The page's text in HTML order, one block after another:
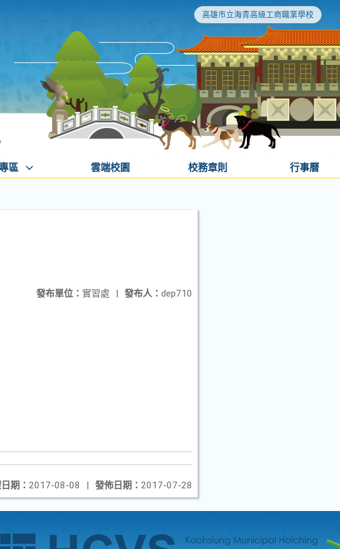
高雄市立海青高級工商職業學校
區 雲端校園 校務章則 行事曆
發布人： dep710
發布單位： 實習處 |
發佈日期： 2017-07-28
期： 2017-08-08 |